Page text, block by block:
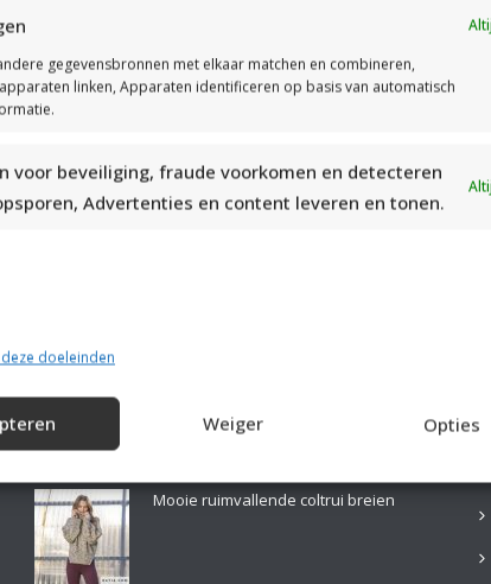
gegevensbronnen met elkaar matchen en combineren,
linken, Apparaten identificeren op basis van automatisch
voor beveiliging, fraude voorkomen en detecteren
Advertenties en content leveren en tonen.
doeleinden
Weiger Opties
MOOIE DIKGESTREEPTE SOKKEN BREIEN VAN DURABLE GAREN
LAATSTE PATRONEN:
Mooie ruimvallende coltrui breien